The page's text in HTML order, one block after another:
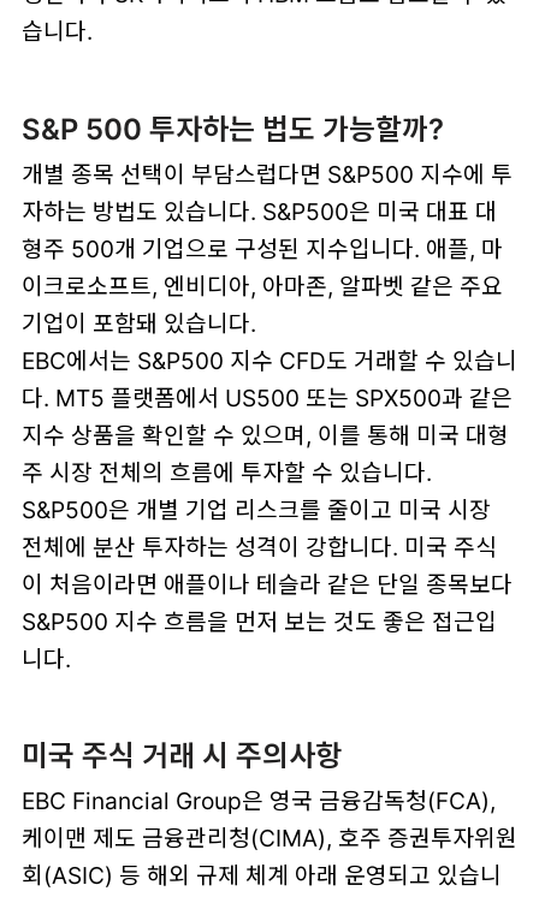
습니다.
S&P 500 투자하는 법도 가능할까?
개별 종목 선택이 부담스럽다면 S&P500 지수에 투
자하는 방법도 있습니다. S&P500은 미국 대표 대
형주 500개 기업으로 구성된 지수입니다. 애플, 마
이크로소프트, 엔비디아, 아마존, 알파벳 같은 주요
기업이 포함돼 있습니다.
EBC에서는 S&P500 지수 CFD도 거래할 수 있습니
다. MT5 플랫폼에서 US500 또는 SPX500과 같은
지수 상품을 확인할 수 있으며, 이를 통해 미국 대형
주 시장 전체의 흐름에 투자할 수 있습니다.
S&P500은 개별 기업 리스크를 줄이고 미국 시장
전체에 분산 투자하는 성격이 강합니다. 미국 주식
이 처음이라면 애플이나 테슬라 같은 단일 종목보다
S&P500 지수 흐름을 먼저 보는 것도 좋은 접근입
니다.
미국 주식 거래 시 주의사항
EBC Financial Group은 영국 금융감독청(FCA),
케이맨 제도 금융관리청(CIMA), 호주 증권투자위원
회(ASIC) 등 해외 규제 체계 아래 운영되고 있습니